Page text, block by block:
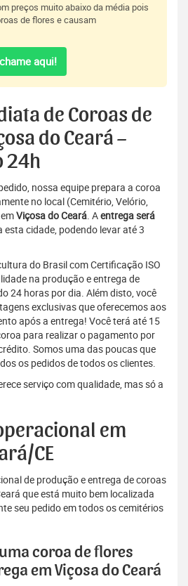
preços muito abaixo da média pois
de flores e causam
aqui!
de Coroas de
do Ceará –
24h
nossa equipe prepara a coroa
no local (Cemitério, Velório,
Viçosa do Ceará. Aentrega será
esta cidade, podendo levar até 3
do Brasil com Certificação ISO
na produção e entrega de
24 horas por dia. Além disto, você
exclusivas que oferecemos aos
após a entrega! Você terá até 15
para realizar o pagamento por
Somos uma das poucas que
os pedidos de todos os clientes.
serviço com qualidade, mas só a
em
CE
de produção e entrega de coroas
que está muito bem localizada
seu pedido em todos os cemitérios
coroa de flores
em Viçosa do Ceará